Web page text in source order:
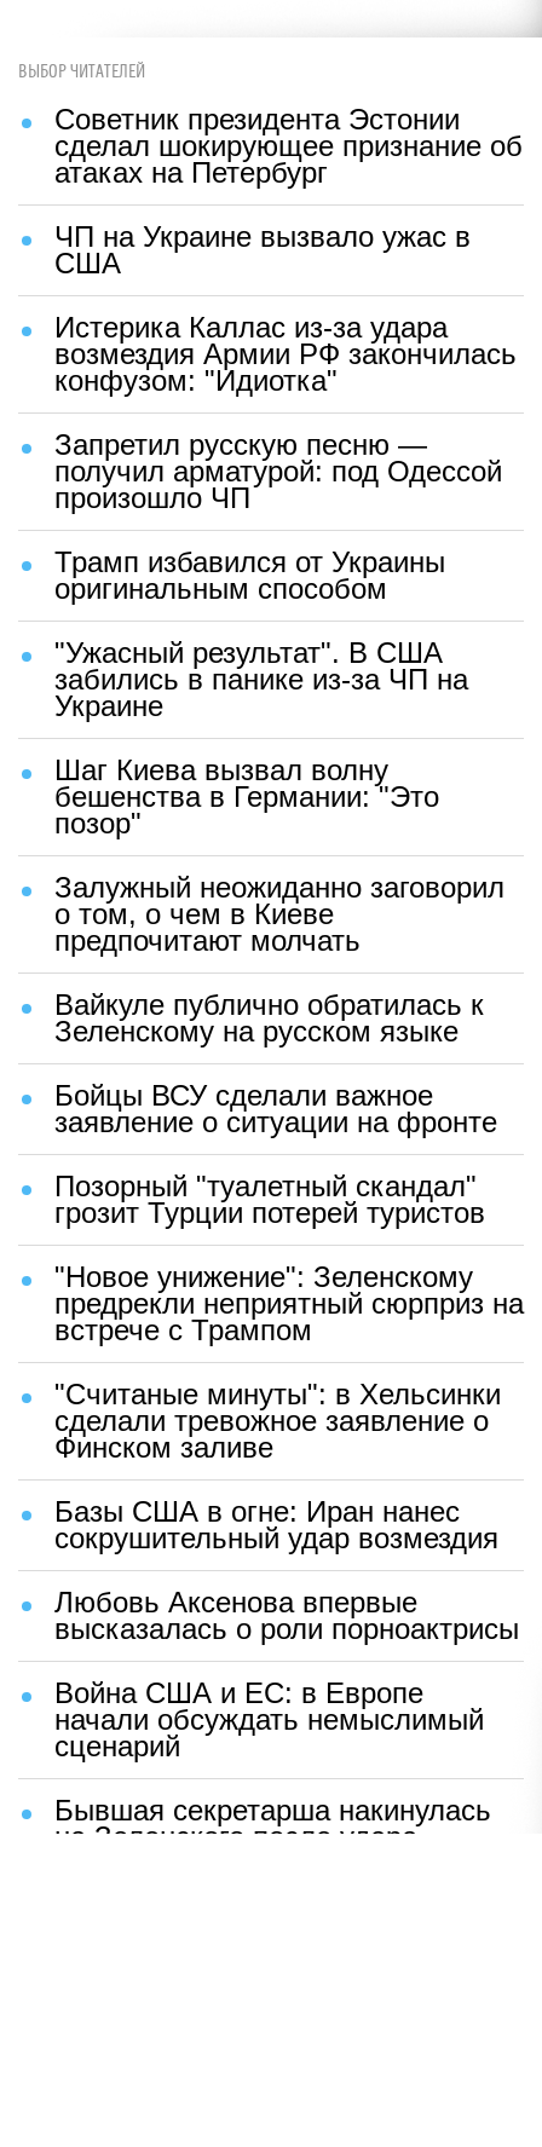
ВЫБОР ЧИТАТЕЛЕЙ
Советник президента Эстонии
сделал шокирующее признание об
атаках на Петербург
ЧП на Украине вызвало ужас в
США
Истерика Каллас из-за удара
возмездия Армии РФ закончилась
конфузом: "Идиотка"
Запретил русскую песню —
получил арматурой: под Одессой
произошло ЧП
Трамп избавился от Украины
оригинальным способом
"Ужасный результат". В США
забились в панике из-за ЧП на
Украине
Шаг Киева вызвал волну
бешенства в Германии: "Это
позор"
Залужный неожиданно заговорил
о том, о чем в Киеве
предпочитают молчать
Вайкуле публично обратилась к
Зеленскому на русском языке
Бойцы ВСУ сделали важное
заявление о ситуации на фронте
Позорный "туалетный скандал"
грозит Турции потерей туристов
"Новое унижение": Зеленскому
предрекли неприятный сюрприз на
встрече с Трампом
"Считаные минуты": в Хельсинки
сделали тревожное заявление о
Финском заливе
Базы США в огне: Иран нанес
сокрушительный удар возмездия
Любовь Аксенова впервые
высказалась о роли порноактрисы
Война США и ЕС: в Европе
начали обсуждать немыслимый
сценарий
Бывшая секретарша накинулась
на Зеленского после удара